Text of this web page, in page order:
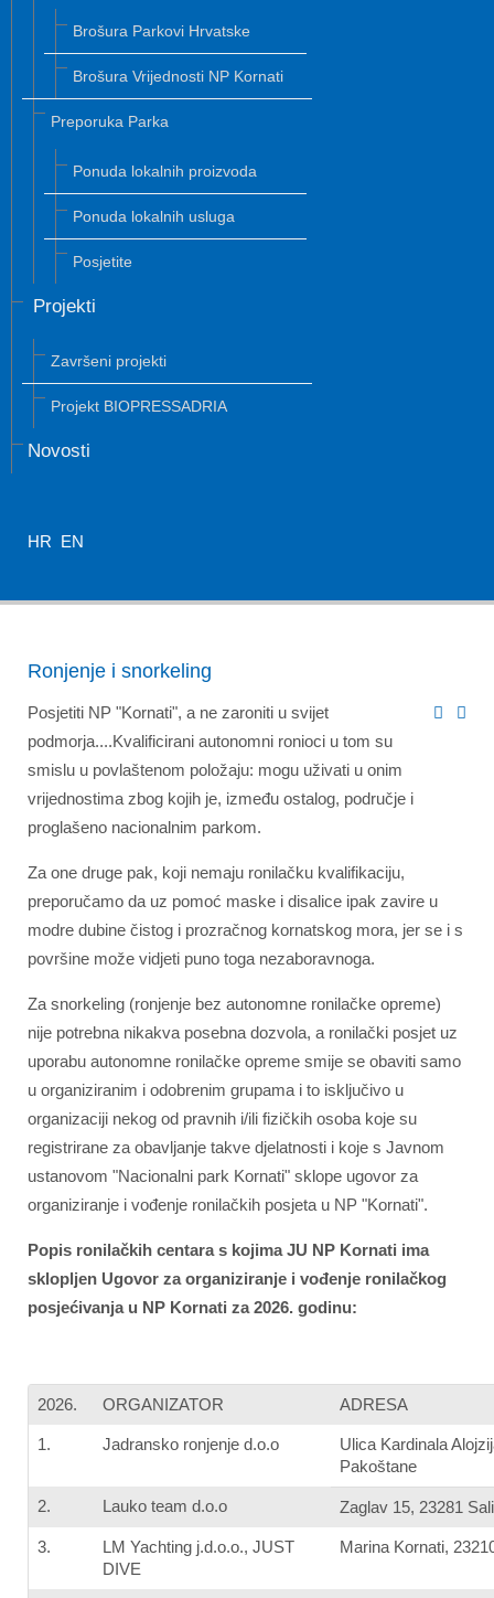
Brošura Parkovi Hrvatske
Brošura Vrijednosti NP Kornati
Preporuka Parka
Ponuda lokalnih proizvoda
Ponuda lokalnih usluga
Posjetite
Projekti
Završeni projekti
Projekt BIOPRESSADRIA
Novosti
HR EN
Ronjenje i snorkeling
Posjetiti NP "Kornati", a ne zaroniti u svijet
podmorja....Kvalificirani autonomni ronioci u tom su
smislu u povlaštenom položaju: mogu uživati u onim
vrijednostima zbog kojih je, između ostalog, područje i
proglašeno nacionalnim parkom.
Za one druge pak, koji nemaju ronilačku kvalifikaciju,
preporučamo da uz pomoć maske i disalice ipak zavire u
modre dubine čistog i prozračnog kornatskog mora, jer se i s
površine može vidjeti puno toga nezaboravnoga.
Za snorkeling (ronjenje bez autonomne ronilačke opreme)
nije potrebna nikakva posebna dozvola, a ronilački posjet uz
uporabu autonomne ronilačke opreme smije se obaviti samo
u organiziranim i odobrenim grupama i to isključivo u
organizaciji nekog od pravnih i/ili fizičkih osoba koje su
registrirane za obavljanje takve djelatnosti i koje s Javnom
ustanovom "Nacionalni park Kornati" sklope ugovor za
organiziranje i vođenje ronilačkih posjeta u NP "Kornati".
Popis ronilačkih centara s kojima JU NP Kornati ima
sklopljen Ugovor za organiziranje i vođenje ronilačkog
posjećivanja u NP Kornati za 2026. godinu:
2026. ORGANIZATOR ADRESA
1. Jadransko ronjenje d.o.o
Ulica Kardinala
Pakoštane
2. Lauko team d.o.o Zaglav 15, 23281 Sali
3.
LM Yachting j.d.o.o., JUST
DIVE
Marina Kornati,